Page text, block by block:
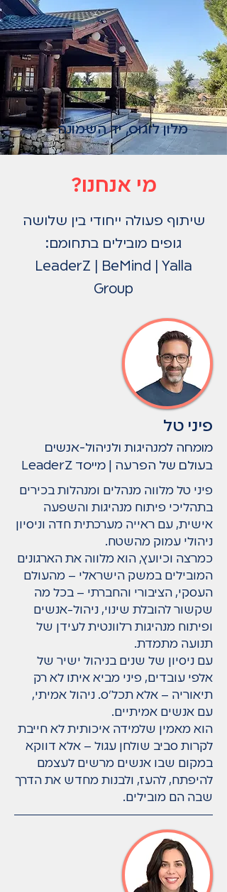
מלון לוגוס, יד השמונה
מי אנחנו?
שיתוף פעולה ייחודי בין שלושה
גופים מובילים בתחומם:
LeaderZ | BeMind | Yalla
Group
פיני טל
מומחה למנהיגות ולניהול-אנשים
בעולם של הפרעה | מייסד LeaderZ
פיני טל מלווה מנהלים ומנהלות בכירים
בתהליכי פיתוח מנהיגות והשפעה
אישית, עם ראייה מערכתית חדה וניסיון
ניהולי עמוק מהשטח.
כמרצה וכיועץ, הוא מלווה את הארגונים
המובילים במשק הישראלי – מהעולם
העסקי, הציבורי והחברתי – בכל מה
שקשור להובלת שינוי, ניהול-אנשים
ופיתוח מנהיגות רלוונטית לעידן של
תנועה מתמדת.
עם ניסיון של שנים בניהול ישיר של
אלפי עובדים, פיני מביא איתו לא רק
תיאוריה – אלא תכל’ס. ניהול אמיתי,
עם אנשים אמיתיים.
הוא מאמין שלמידה איכותית לא חייבת
לקרות סביב שולחן עגול – אלא דווקא
במקום שבו אנשים מרשים לעצמם
להיפתח, להעז, ולבנות מחדש את הדרך
שבה הם מובילים.